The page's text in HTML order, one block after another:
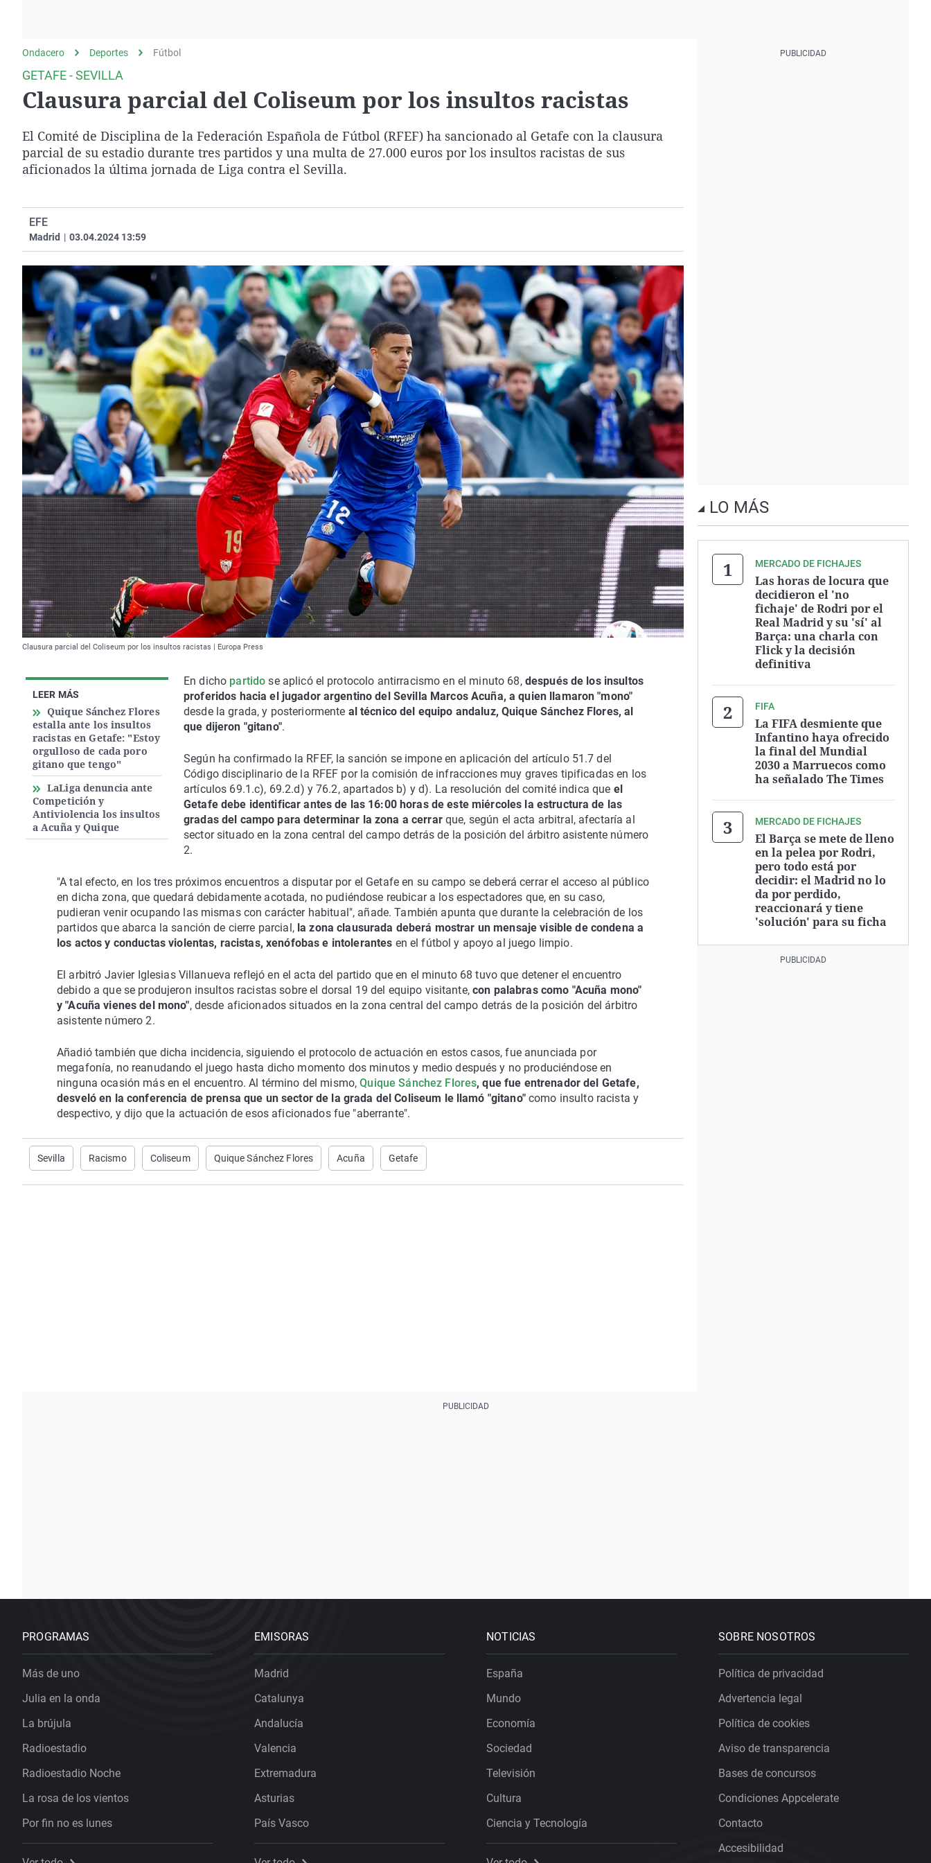
Como el perro y el
Negra
País Vasco
Ondacero Deportes Fútbol
GETAFE - SEVILLA
Clausura parcial del Coliseum por los insultos racistas
El Comité de Disciplina de la Federación Española de Fútbol (RFEF) ha sancionado al Getafe con la clausura
parcial de su estadio durante tres partidos y una multa de 27.000 euros por los insultos racistas de sus
aficionados la última jornada de Liga contra el Sevilla.
EFE
Madrid | 03.04.2024 13:59
Clausura parcial del Coliseum por los insultos racistas | Europa Press
LEER MÁS
Quique Sánchez Flores
estalla ante los insultos
racistas en Getafe: "Estoy
orgulloso de cada poro
gitano que tengo"
LaLiga denuncia ante
Competición y
Antiviolencia los insultos
a Acuña y Quique
En dicho partido se aplicó el protocolo antirracismo en el minuto 68, después de los insultos
proferidos hacia el jugador argentino del Sevilla Marcos Acuña, a quien llamaron "mono"
desde la grada, y posteriormente al técnico del equipo andaluz, Quique Sánchez Flores, al
que dijeron "gitano".
Según ha confirmado la RFEF, la sanción se impone en aplicación del artículo 51.7 del
Código disciplinario de la RFEF por la comisión de infracciones muy graves tipificadas en los
artículos 69.1.c), 69.2.d) y 76.2, apartados b) y d). La resolución del comité indica que el
Getafe debe identificar antes de las 16:00 horas de este miércoles la estructura de las
gradas del campo para determinar la zona a cerrarque, según el acta arbitral, afectaría al
sector situado en la zona central del campo detrás de la posición del árbitro asistente número
2.
"A tal efecto, en los tres próximos encuentros a disputar por el Getafe en su campo se deberá cerrar el acceso al público
en dicha zona, que quedará debidamente acotada, no pudiéndose reubicar a los espectadores que, en su caso,
pudieran venir ocupando las mismas con carácter habitual", añade. También apunta que durante la celebración de los
partidos que abarca la sanción de cierre parcial, la zona clausurada deberá mostrar un mensaje visible de condena a
los actos y conductas violentas, racistas, xenófobas e intolerantes en el fútbol y apoyo al juego limpio.
El arbitró Javier Iglesias Villanueva reflejó en el acta del partido que en el minuto 68 tuvo que detener el encuentro
debido a que se produjeron insultos racistas sobre el dorsal 19 del equipo visitante,con palabras como "Acuña mono"
y "Acuña vienes del mono", desde aficionados situados en la zona central del campo detrás de la posición del árbitro
asistente número 2.
Añadió también que dicha incidencia, siguiendo el protocolo de actuación en estos casos, fue anunciada por
megafonía, no reanudando el juego hasta dicho momento dos minutos y medio después y no produciéndose en
ninguna ocasión más en el encuentro. Al término del mismo,Quique Sánchez Flores, que fue entrenador del Getafe,
desveló en la conferencia de prensa que un sector de la grada del Coliseum le llamó "gitano"como insulto racista y
despectivo, y dijo que la actuación de esos aficionados fue "aberrante".
Sevilla Racismo Coliseum Quique Sánchez Flores Acuña Getafe
LO MÁS
MERCADO DE FICHAJES
Las horas de locura que
decidieron el 'no
fichaje' de Rodri por el
Real Madrid y su 'sí' al
Barça: una charla con
Flick y la decisión
definitiva
FIFA
La FIFA desmiente que
Infantino haya ofrecido
la final del Mundial
2030 a Marruecos como
ha señalado The Times
MERCADO DE FICHAJES
El Barça se mete de lleno
en la pelea por Rodri,
pero todo está por
decidir: el Madrid no lo
da por perdido,
reaccionará y tiene
'solución' para su ficha
PROGRAMAS
Más de uno
Julia en la onda
La brújula
Radioestadio
Radioestadio Noche
La rosa de los vientos
Por fin no es lunes
EMISORAS
Madrid
Catalunya
Andalucía
Valencia
Extremadura
Asturias
País Vasco
NOTICIAS
España
Mundo
Economía
Sociedad
Televisión
Cultura
Ciencia y Tecnología
SOBRE NOSOTROS
Política de privacidad
Advertencia legal
Política de cookies
Aviso de transparencia
Bases de concursos
Condiciones Appcelerate
Contacto
Accesibilidad